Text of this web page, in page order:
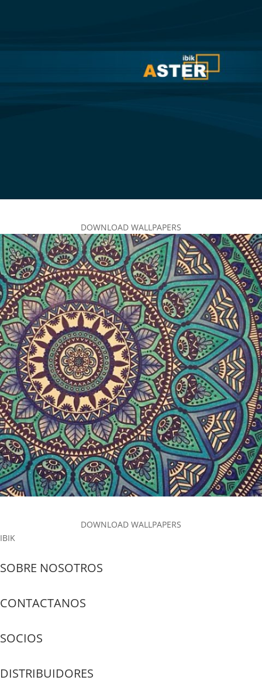
DOWNLOAD WALLPAPERS
DOWNLOAD WALLPAPERS
IBIK
SOBRE NOSOTROS
CONTACTANOS
SOCIOS
DISTRIBUIDORES